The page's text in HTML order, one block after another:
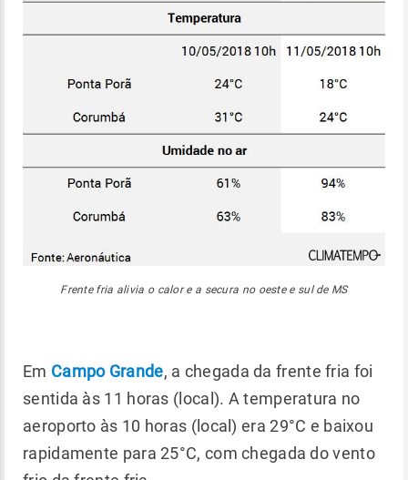
Frente fria alivia o calor e a secura no oeste e sul de MS
Em Campo Grande, a chegada da frente fria foi
sentida às 11 horas (local). A temperatura no
aeroporto às 10 horas (local) era 29°C e baixou
rapidamente para 25°C, com chegada do vento